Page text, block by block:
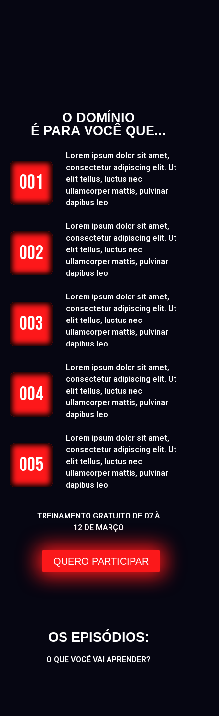
O DOMÍNIO
É PARA VOCÊ QUE...
001
Lorem ipsum dolor sit amet,
consectetur adipiscing elit. Ut
elit tellus, luctus nec
ullamcorper mattis, pulvinar
dapibus leo.
002
Lorem ipsum dolor sit amet,
consectetur adipiscing elit. Ut
elit tellus, luctus nec
ullamcorper mattis, pulvinar
dapibus leo.
003
Lorem ipsum dolor sit amet,
consectetur adipiscing elit. Ut
elit tellus, luctus nec
ullamcorper mattis, pulvinar
dapibus leo.
004
Lorem ipsum dolor sit amet,
consectetur adipiscing elit. Ut
elit tellus, luctus nec
ullamcorper mattis, pulvinar
dapibus leo.
005
Lorem ipsum dolor sit amet,
consectetur adipiscing elit. Ut
elit tellus, luctus nec
ullamcorper mattis, pulvinar
dapibus leo.
TREINAMENTO GRATUITO DE 07 À
12 DE MARÇO
QUERO PARTICIPAR
OS EPISÓDIOS:
O QUE VOCÊ VAI APRENDER?